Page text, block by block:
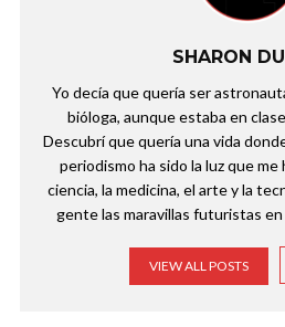
SHARON
Yo decía que quería ser
bióloga, aunque estaba en
Descubrí que quería una vida
periodismo ha sido la luz que me
ciencia, la medicina, el arte y la
gente las maravillas futuristas en
VIEW ALL POSTS